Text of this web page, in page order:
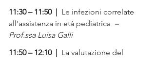
11:30 – 11:50  | Le infezioni correlate
all'assistenza in età pediatrica –
Prof.ssa Luisa Galli
11:50 – 12:10  | La valutazione del